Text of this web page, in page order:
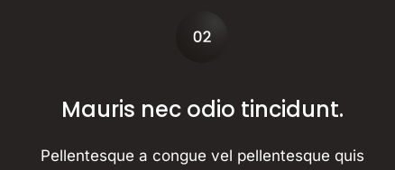
Mauris nec odio tincidunt.
Pellentesque a congue vel pellentesque quis